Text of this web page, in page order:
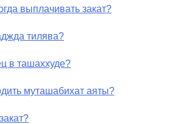
выплачивать закат?
тилява?
в ташаххуде?
муташабихат аяты?